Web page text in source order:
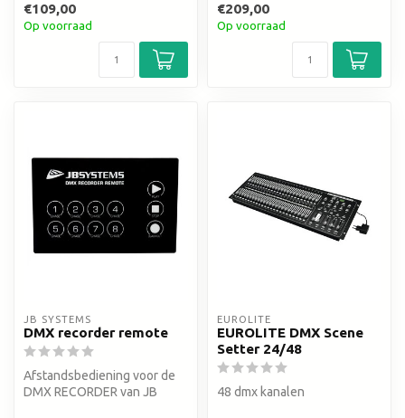
€109,00
Op voorraad
€209,00
Op voorraad
JB SYSTEMS
DMX recorder remote
Afstandsbediening voor de
DMX RECORDER van JB
EUROLITE
EUROLITE DMX Scene
Setter 24/48
48 dmx kanalen